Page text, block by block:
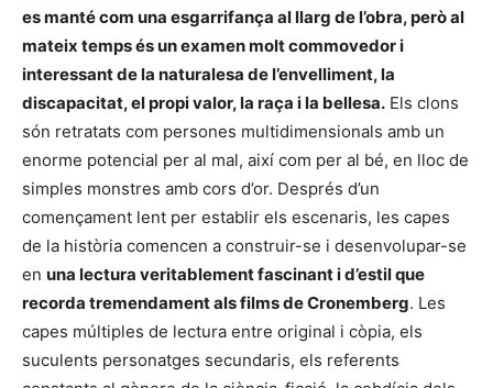
es manté com una esgarrifança al llarg de l’obra, però al
mateix temps és un examen molt commovedor i
interessant de la naturalesa de l’envelliment, la
discapacitat, el propi valor, la raça i la bellesa. Els clons
són retratats com persones multidimensionals amb un
enorme potencial per al mal, així com per al bé, en lloc de
simples monstres amb cors d’or. Després d’un
començament lent per establir els escenaris, les capes
de la història comencen a construir-se i desenvolupar-se
en una lectura veritablement fascinant i d’estil que
recorda tremendament als films de Cronemberg. Les
capes múltiples de lectura entre original i còpia, els
suculents personatges secundaris, els referents